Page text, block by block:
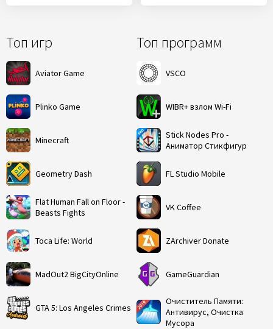
Топ игр
Aviator Game
Plinko Game
Minecraft
Geometry Dash
Flat Human Fall on Floor -
Beasts Fights
Toca Life: World
MadOut2 BigCityOnline
GTA 5: Los Angeles Crimes
Топ программ
VSCO
WIBR+ взлом Wi-Fi
Stick Nodes Pro -
Аниматор Стикфигур
FL Studio Mobile
VK Coffee
ZArchiver Donate
GameGuardian
Очиститель Памяти:
Антивирус, Очистка
Мусора